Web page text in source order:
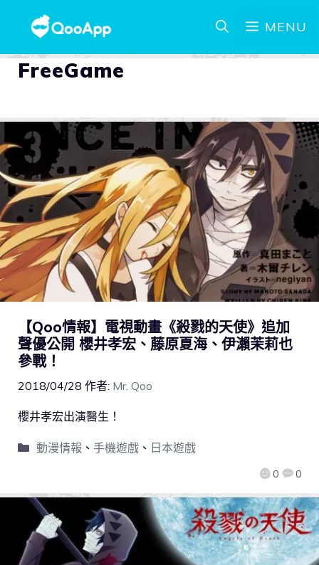
MENU
FreeGame
【Qoo情報】電視動畫《殺戮的天使》追加
聲優公開 櫻井孝宏、藤原夏海、伊瀨茉莉也
參戰！
2018/04/28 作者: Mr. Qoo
0 0
櫻井孝宏出演醫生！
動漫情報 、 手機遊戲、 日本遊戲